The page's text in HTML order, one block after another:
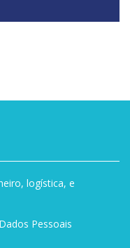
logística, e
Pessoais